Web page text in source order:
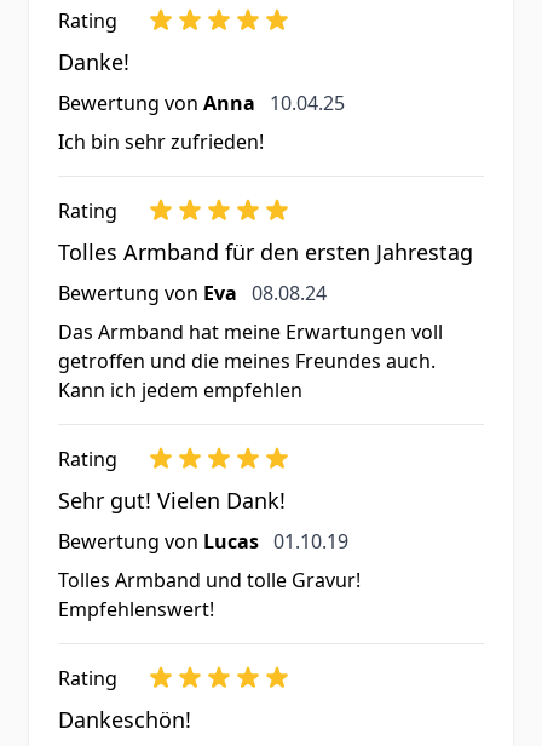
Rating
Danke!
Bewertung von Anna 10. April 2025
10.04.25
Ich bin sehr zufrieden!
Rating
Tolles Armband für den ersten Jahrestag
Bewertung von Eva 8. August 2024
08.08.24
Das Armband hat meine Erwartungen voll
getroffen und die meines Freundes auch.
Kann ich jedem empfehlen
Rating
Sehr gut! Vielen Dank!
Bewertung von Lucas 1. Oktober 2019
01.10.19
Tolles Armband und tolle Gravur!
Empfehlenswert!
Rating
Dankeschön!